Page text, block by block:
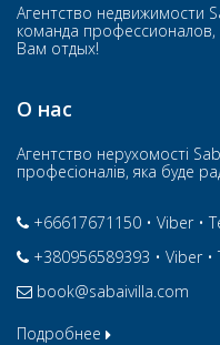
Агентство недвижимости
команда профессионалов,
Вам отдых!
О нас
Агентство нерухомості
професіоналів, яка буде
+66617671150 • Viber •
+380956589393 • Viber •
book@sabaivilla.com
Подробнее